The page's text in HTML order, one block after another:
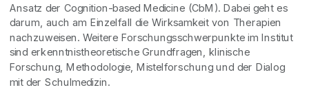
Ansatz der Cognition-based Medicine (CbM). Dabei geht es
darum, auch am Einzelfall die Wirksamkeit von Therapien
nachzuweisen. Weitere Forschungsschwerpunkte im Institut
sind erkenntnistheoretische Grundfragen, klinische
Forschung, Methodologie, Mistelforschung und der Dialog
mit der Schulmedizin.